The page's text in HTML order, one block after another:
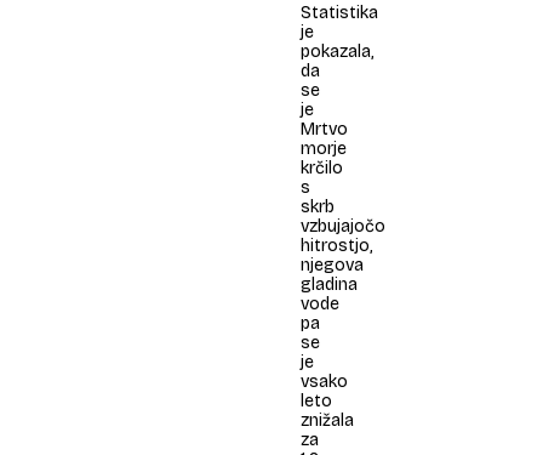
Statistika
je
pokazala,
da
se
je
Mrtvo
morje
krčilo
s
skrb
vzbujajočo
hitrostjo,
njegova
gladina
vode
pa
se
je
vsako
leto
znižala
za